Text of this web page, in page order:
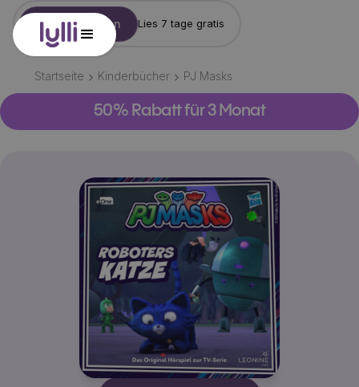
Konto erstellen Lies 7 tage gratis
Startseite Kinderbücher PJ Masks
50% Rabatt für 3 Monat